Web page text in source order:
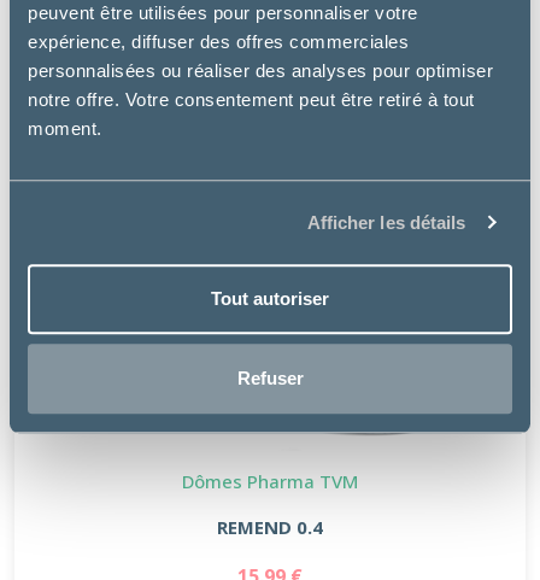
peuvent être utilisées pour personnaliser votre
expérience, diffuser des offres commerciales
personnalisées ou réaliser des analyses pour optimiser
notre offre. Votre consentement peut être retiré à tout
moment.
Afficher les détails
Tout autoriser
Refuser
Dômes Pharma TVM
REMEND 0.4